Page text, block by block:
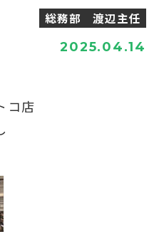
総務部 渡辺主任
2025.04.14
コ店